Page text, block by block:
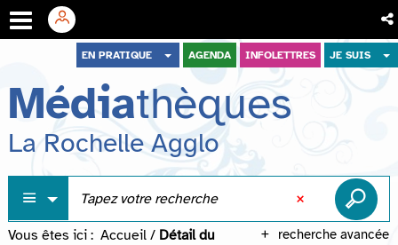
menu
contenu
recherche
EN PRATIQUE AGENDA INFOLETTRES JE SUIS
Médiathèques
La Rochelle Agglo
recherche avancée
Vous êtes ici : Accueil / Détail du